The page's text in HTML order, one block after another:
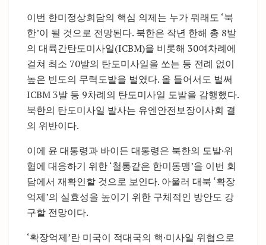
이번 한미정상회담의 핵심 의제는 누가 뭐래도 ‘북
한’이 될 것으로 전망된다. 북한은 작년 한해 총 8발
의 대륙간탄도미사일(ICBM)을 비롯해 30여차례에
걸쳐 최소 70발의 탄도미사일을 쏘는 등 전례 없이
높은 빈도의 무력도발을 벌였다. 올 들어서도 벌써
ICBM 3발 등 9차례의 탄도미사일 도발을 감행했다.
북한의 탄도미사일 발사는 유엔안전보장이사회 결
의 위반이다.
이에 윤 대통령과 바이든 대통령은 북한의 도발·위
협에 대응하기 위한 ‘철통같은 한미동맹’을 이번 회
담에서 재확인할 것으로 보인다. 아울러 대북 ‘확장
억제’의 실효성을 높이기 위한 구체적인 방안도 강
구할 전망이다.
‘확장억제’란 미국이 적대국의 핵·미사일 위협으로